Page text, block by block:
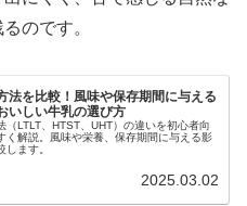
のです。
法を比較！風味や保存期間に与える
いしい牛乳の選び方
（LTLT、HTST、UHT）の違いを初心者向
く解説。風味や栄養、保存期間に与える影
します。
2025.03.02